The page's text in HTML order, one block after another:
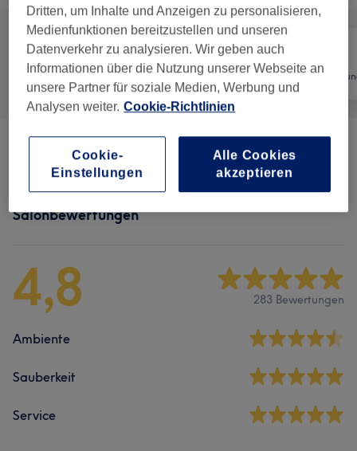
Alle Nägel
Maniküre & Pediküre ab 30 €
Salonbewertungen
4,8 283 Bewertungen
Ambiente
Sauberkeit
Service
Dritten, um Inhalte und Anzeigen zu personalisieren,
Medienfunktionen bereitzustellen und unseren
Datenverkehr zu analysieren. Wir geben auch
Informationen über die Nutzung unserer Webseite an
unsere Partner für soziale Medien, Werbung und
Analysen weiter. Cookie-Richtlinien
Cookie-
Einstellungen
Alle Cookies
akzeptieren